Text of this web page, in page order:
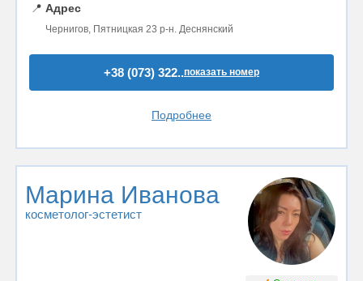
📍 Адрес
Чернигов, Пятницкая 23 р-н. Деснянский
+38 (073) 322..показать номер
Подробнее
Марина Иванова
косметолог-эстетист